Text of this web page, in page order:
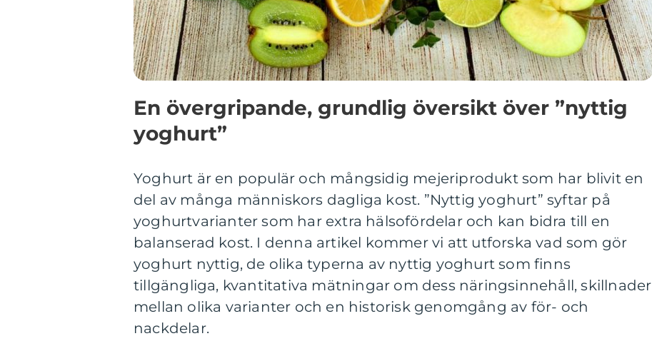
En övergripande, grundlig översikt över ”nyttig
yoghurt”
Yoghurt är en populär och mångsidig mejeriprodukt som har blivit en
del av många människors dagliga kost. ”Nyttig yoghurt” syftar på
yoghurtvarianter som har extra hälsofördelar och kan bidra till en
balanserad kost. I denna artikel kommer vi att utforska vad som gör
yoghurt nyttig, de olika typerna av nyttig yoghurt som finns
tillgängliga, kvantitativa mätningar om dess näringsinnehåll, skillnader
mellan olika varianter och en historisk genomgång av för- och
nackdelar.